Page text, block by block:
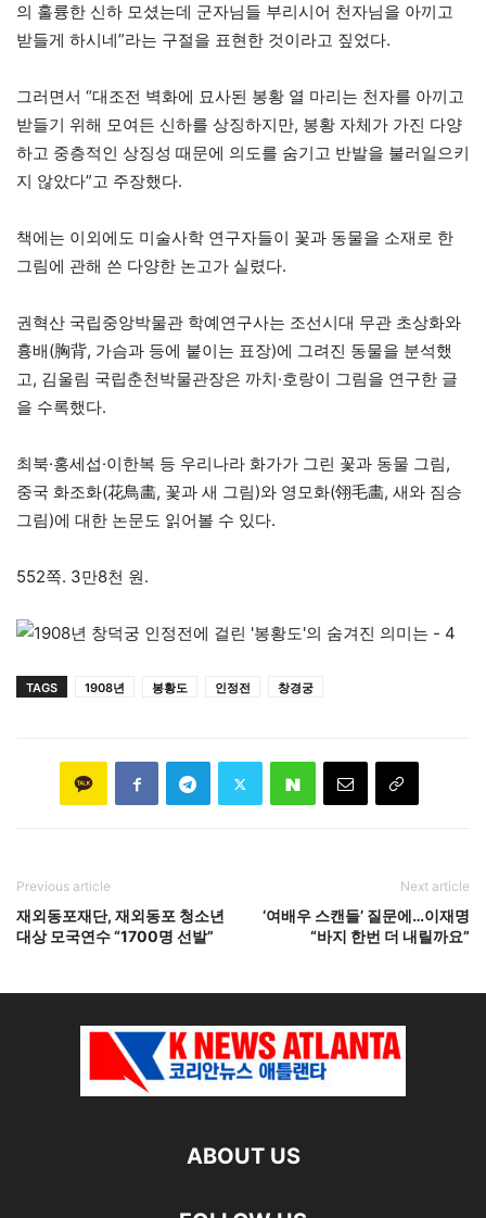
의 훌륭한 신하 모셨는데 군자님들 부리시어 천자님을 아끼고
받들게 하시네”라는 구절을 표현한 것이라고 짚었다.
그러면서 “대조전 벽화에 묘사된 봉황 열 마리는 천자를 아끼고
받들기 위해 모여든 신하를 상징하지만, 봉황 자체가 가진 다양
하고 중층적인 상징성 때문에 의도를 숨기고 반발을 불러일으키
지 않았다”고 주장했다.
책에는 이외에도 미술사학 연구자들이 꽃과 동물을 소재로 한
그림에 관해 쓴 다양한 논고가 실렸다.
권혁산 국립중앙박물관 학예연구사는 조선시대 무관 초상화와
흉배(胸背, 가슴과 등에 붙이는 표장)에 그려진 동물을 분석했
고, 김울림 국립춘천박물관장은 까치·호랑이 그림을 연구한 글
을 수록했다.
최북·홍세섭·이한복 등 우리나라 화가가 그린 꽃과 동물 그림,
중국 화조화(花鳥畵, 꽃과 새 그림)와 영모화(翎毛畵, 새와 짐승
그림)에 대한 논문도 읽어볼 수 있다.
552쪽. 3만8천 원.
TAGS 1908년 봉황도 인정전 창경궁
Previous article
재외동포재단, 재외동포 청소년
대상 모국연수 “1700명 선발”
Next article
‘여배우 스캔들’ 질문에…이재명
“바지 한번 더 내릴까요”
ABOUT US